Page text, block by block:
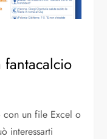
con un file Excel o
interessarti